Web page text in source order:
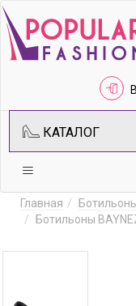
КАТАЛОГ
Главная
Ботильоны